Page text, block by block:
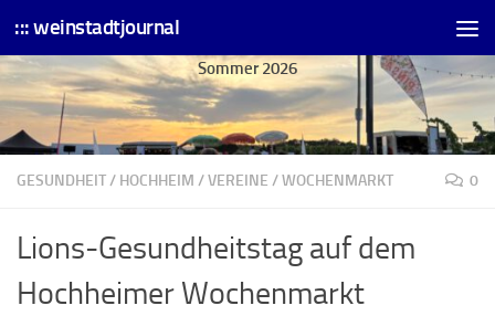
Skip to content
::: weinstadtjournal
Sommer 2026
GESUNDHEIT/ HOCHHEIM /VEREINE /WOCHENMARKT 0
Lions-Gesundheitstag auf dem
Hochheimer Wochenmarkt